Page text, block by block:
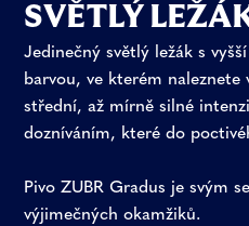
SVĚTLÝ
Jedinečný světlý ležák s
barvou, ve kterém naleznete
střední, až mírně silné
dozníváním, které do
Pivo ZUBR Gradus je svým
výjimečných okamžiků.